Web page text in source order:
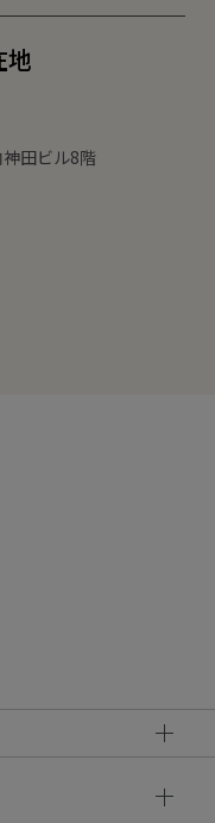
地
田ビル8階